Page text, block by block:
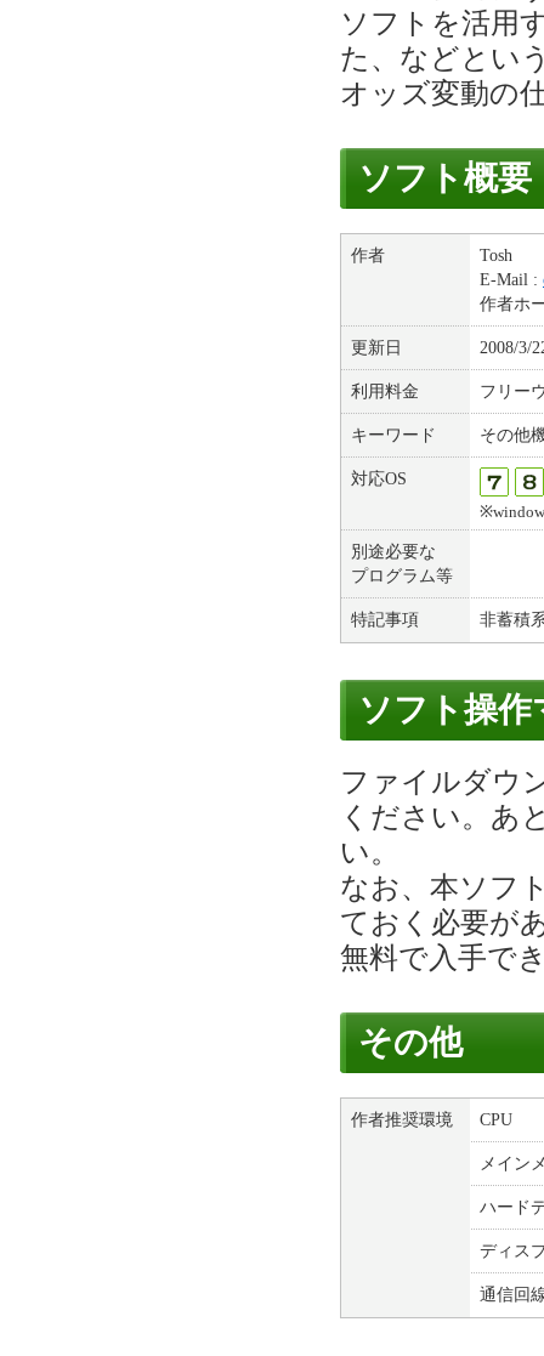
ソフトを活用
た、などとい
オッズ変動の
ソフト概要
作者
Tosh
E-Mail :
作者ホ
更新日 2008/3/
利用料金 フリー
キーワード その他
対応OS
別途必要な
プログラム等
特記事項 非蓄積
ソフト操
ファイルダウ
ください。あ
い。
なお、本ソフ
ておく必要が
無料で入手で
その他
作者推奨環境 CPU
メイン
ハード
ディス
通信回